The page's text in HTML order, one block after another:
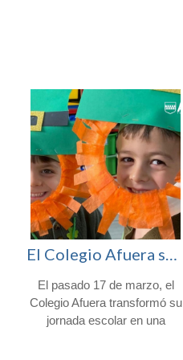
El pasado 17 de marzo, el
Colegio Afuera transformó su
jornada escolar en una